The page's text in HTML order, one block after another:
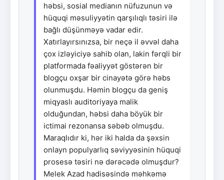
həbsi, sosial medianın nüfuzunun və
hüquqi məsuliyyətin qarşılıqlı təsiri ilə
bağlı düşünməyə vadar edir.
Xatırlayırsınızsa, bir neçə il əvvəl daha
çox izləyiciyə sahib olan, lakin fərqli bir
platformada fəaliyyət göstərən bir
blogçu oxşar bir cinayətə görə həbs
olunmuşdu. Həmin blogçu da geniş
miqyaslı auditoriyaya malik
olduğundan, həbsi daha böyük bir
ictimai rezonansa səbəb olmuşdu.
Maraqlıdır ki, hər iki halda da şəxsin
onlayn populyarlıq səviyyəsinin hüquqi
prosesə təsiri nə dərəcədə olmuşdur?
Melek Azad hadisəsində məhkəmə